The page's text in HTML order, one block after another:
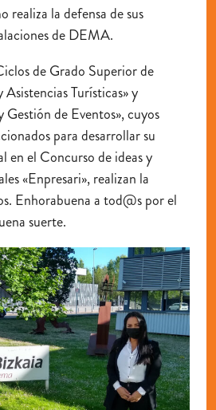
realiza la defensa de sus
de DEMA.
de Grado Superior de
Turísticas» y
Gestión de Eventos», cuyos
para desarrollar su
en el Concurso de ideas y
«Enpresari», realizan la
Enhorabuena a tod@s por el
suerte.